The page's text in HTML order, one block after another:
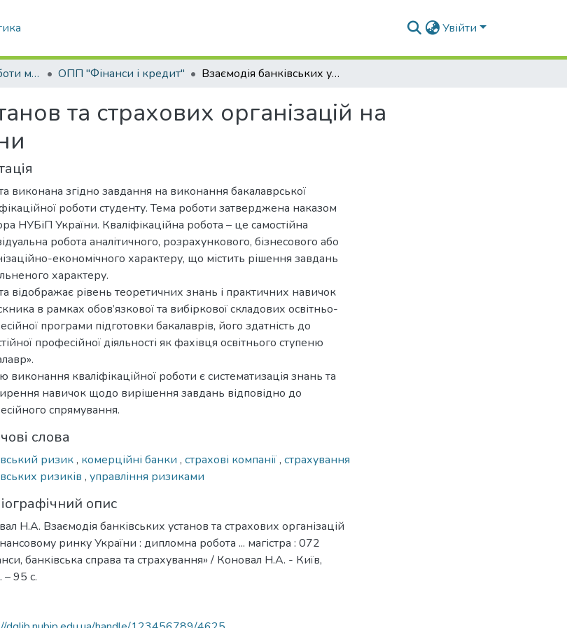
Увійти
Кваліфікаційні роботи магістрів ОПП "Фінанси і кредит" Взаємодія банківських установ та страхових організацій на фінансовому ринку України
та страхових організацій на
виконана згідно завдання на виконання бакалаврської
роботи студенту. Тема роботи затверджена наказом
НУБіП України. Кваліфікаційна робота – це самостійна
робота аналітичного, розрахункового, бізнесового або
економічного характеру, що містить рішення завдань
характеру.
відображає рівень теоретичних знань і практичних навичок
в рамках обов’язкової та вибіркової складових освітньо-
програми підготовки бакалаврів, його здатність до
професійної діяльності як фахівця освітнього ступеню
виконання кваліфікаційної роботи є систематизація знань та
навичок щодо вирішення завдань відповідно до
спрямування.
слова
ризик, комерційні банки , страхові компанії, страхування
ризиків , управління ризиками
опис
Н.А. Взаємодія банківських установ та страхових організацій
ринку України : дипломна робота ... магістра : 072
банківська справа та страхування» / Коновал Н.А. - Київ,
95 с.